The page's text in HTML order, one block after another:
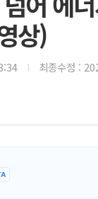
상)
최종수정 :